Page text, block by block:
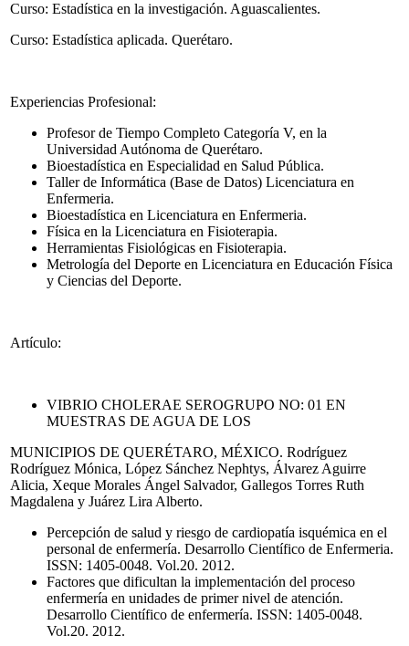
Curso: Estadística en la investigación. Aguascalientes.
Curso: Estadística aplicada. Querétaro.
Experiencias Profesional:
Profesor de Tiempo Completo Categoría V, en la
Universidad Autónoma de Querétaro.
Bioestadística en Especialidad en Salud Pública.
Taller de Informática (Base de Datos) Licenciatura en
Enfermeria.
Bioestadística en Licenciatura en Enfermeria.
Física en la Licenciatura en Fisioterapia.
Herramientas Fisiológicas en Fisioterapia.
Metrología del Deporte en Licenciatura en Educación Física
y Ciencias del Deporte.
Artículo:
VIBRIO CHOLERAE SEROGRUPO NO: 01 EN
MUESTRAS DE AGUA DE LOS
MUNICIPIOS DE QUERÉTARO, MÉXICO. Rodríguez
Rodríguez Mónica, López Sánchez Nephtys, Álvarez Aguirre
Alicia, Xeque Morales Ángel Salvador, Gallegos Torres Ruth
Magdalena y Juárez Lira Alberto.
Percepción de salud y riesgo de cardiopatía isquémica en el
personal de enfermería. Desarrollo Científico de Enfermeria.
ISSN: 1405-0048. Vol.20. 2012.
Factores que dificultan la implementación del proceso
enfermería en unidades de primer nivel de atención.
Desarrollo Científico de enfermería. ISSN: 1405-0048.
Vol.20. 2012.